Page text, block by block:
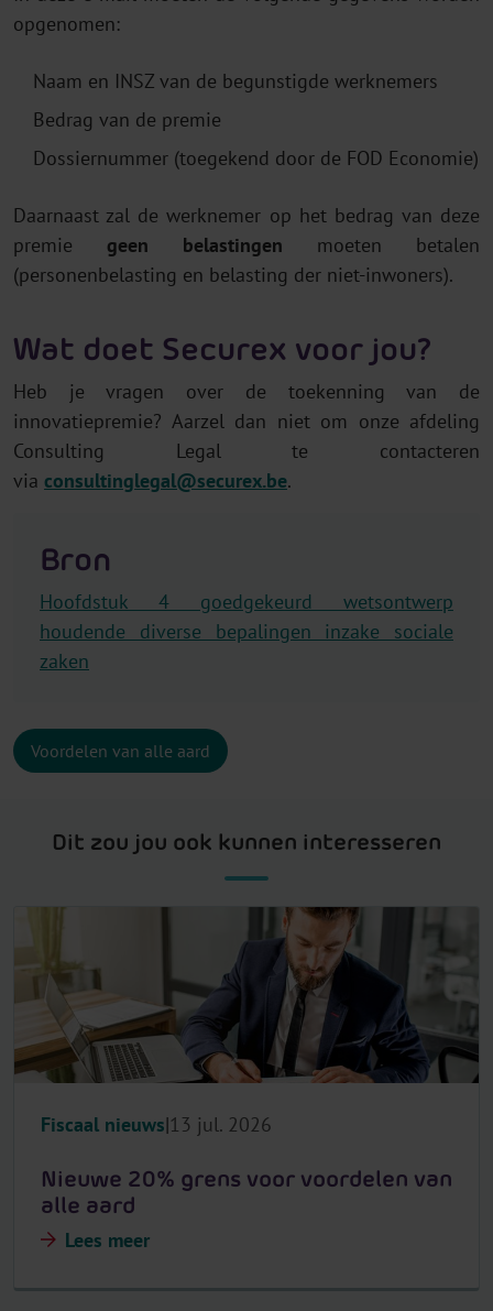
opgenomen:
Naam en INSZ van de begunstigde werknemers
Bedrag van de premie
Dossiernummer (toegekend door de FOD Economie)
Daarnaast zal de werknemer op het bedrag van deze
premie geen belastingen moeten betalen
(personenbelasting en belasting der niet-inwoners).
Wat doet Securex voor jou?
Heb je vragen over de toekenning van de
innovatiepremie? Aarzel dan niet om onze afdeling
Consulting Legal te contacteren
via consultinglegal@securex.be.
Bron
Hoofdstuk 4 goedgekeurd wetsontwerp
houdende diverse bepalingen inzake sociale
zaken
Voordelen van alle aard
Dit zou jou ook kunnen interesseren
Fiscaal nieuws 13 jul. 2026
Nieuwe 20% grens voor voordelen van
alle aard
Lees meer